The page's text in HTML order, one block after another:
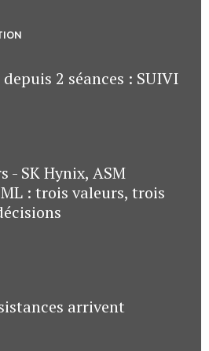
2 séances : SUIVI
- SK Hynix, ASM
: trois valeurs, trois
arrivent